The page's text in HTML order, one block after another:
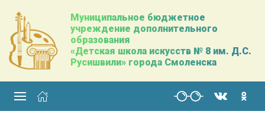
Муниципальное бюджетное
учреждение дополнительного
образования
«Детская школа искусств № 8 им. Д.С.
Русишвили» города Смоленска